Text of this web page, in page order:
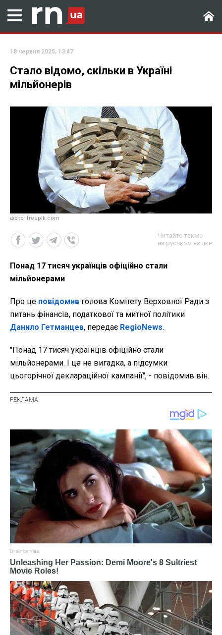
18 червня 2025, 13:47
Стало відомо, скільки в Україні
мільйонерів
фото: freepik.com
Читайте также
на русском языке
Понад 17 тисяч українців офіційно стали
мільйонерами
Про це повідомив голова Комітету Верховної Ради з
питань фінансів, податкової та митної політики
Данило Гетманцев, передає RegioNews.
"Понад 17 тисяч українців офіційно стали
мільйонерами. І це не вигадка, а підсумки
цьогорічної деклараційної кампанії", - повідомив він.